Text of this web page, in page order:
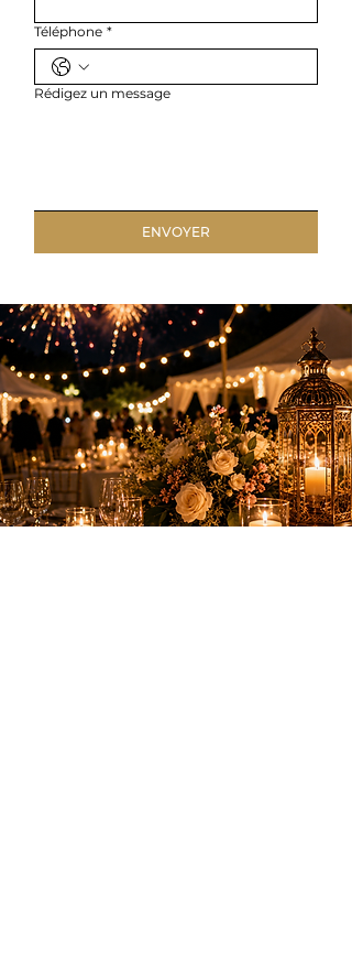
Téléphone *
Rédigez un message
ENVOYER